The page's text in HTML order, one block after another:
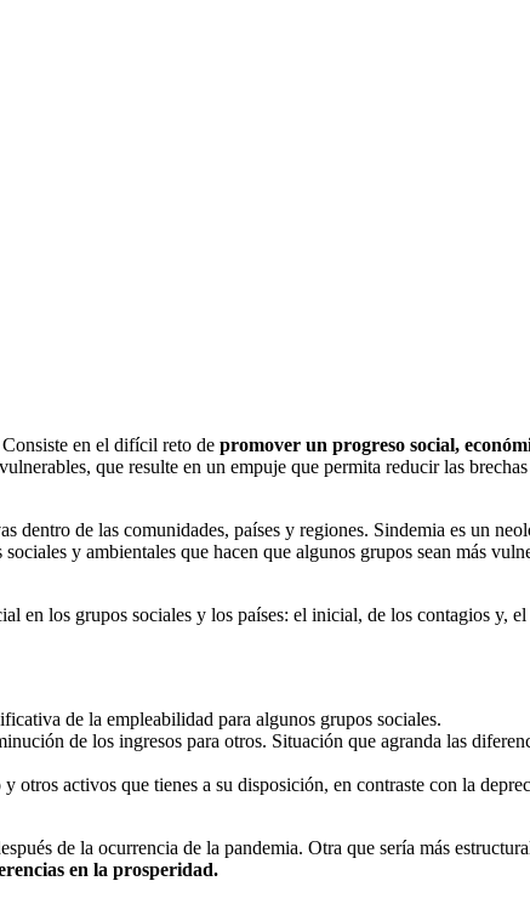
Consiste en el difícil reto de promover un progreso social,
que resulte en un empuje que permita reducir las
de las comunidades, países y regiones. Sindemia es un
y ambientales que hacen que algunos grupos sean más
en los grupos sociales y los países: el inicial, de los contagios y,
de la empleabilidad para algunos grupos sociales.
de los ingresos para otros. Situación que agranda las
activos que tienes a su disposición, en contraste con la
de la ocurrencia de la pandemia. Otra que sería más
en la prosperidad.